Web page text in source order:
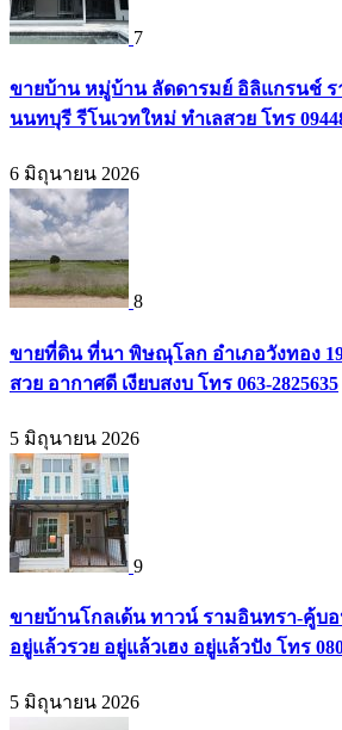
7
ขายบ้าน หมู่บ้าน ลัดดารมย์ อิลิแกรนช์
นนทบุรี รีโนเวทใหม่ ทำเลสวย โทร
6 มิถุนายน 2026
8
ขายที่ดิน ที่นา พิษณุโลก อำเภอวังทอง
สวย อากาศดี เงียบสงบ โทร 063-2825635
5 มิถุนายน 2026
9
ขายบ้านโกลเด้น ทาวน์ รามอินทรา-คู้บ
อยู่แล้วรวย อยู่แล้วเฮง อยู่แล้วปัง โทร
5 มิถุนายน 2026